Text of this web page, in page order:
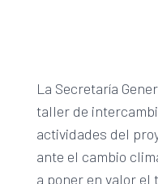
La Secretaría
taller de
actividades del
ante el cambio
a poner en valor el